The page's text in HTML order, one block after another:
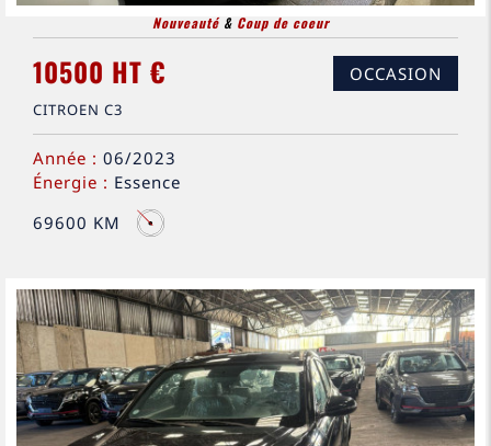
Nouveauté& Coup de coeur
10500 HT € OCCASION
CITROEN C3
Année : 06/2023
Énergie : Essence
69600 KM